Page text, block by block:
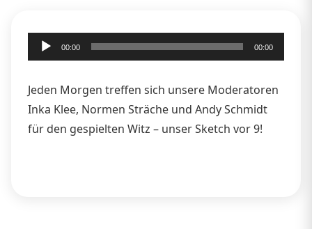
Audio-
Player
00:00 00:00
Jeden Morgen treffen sich unsere Moderatoren
Inka Klee, Normen Sträche und Andy Schmidt
für den gespielten Witz – unser Sketch vor 9!